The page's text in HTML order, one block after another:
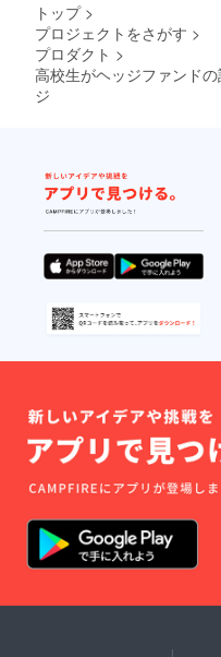
トップ >
プロジェクトをさがす >
プロダクト >
高校生がヘッジファンド
ジ